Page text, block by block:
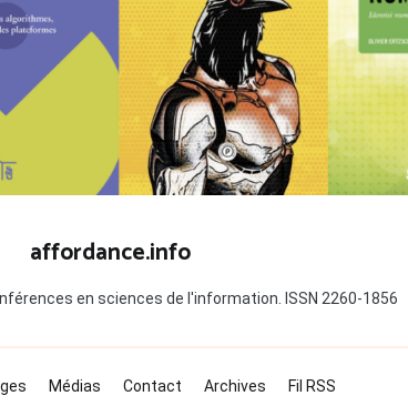
affordance.info
en sciences de l'information. ISSN 2260-1856
Médias Contact Archives Fil RSS